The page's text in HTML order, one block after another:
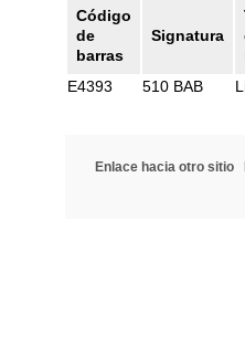
Código
de
barras
Signatura
E4393
510 BAB
Enlace hacia otro sitio